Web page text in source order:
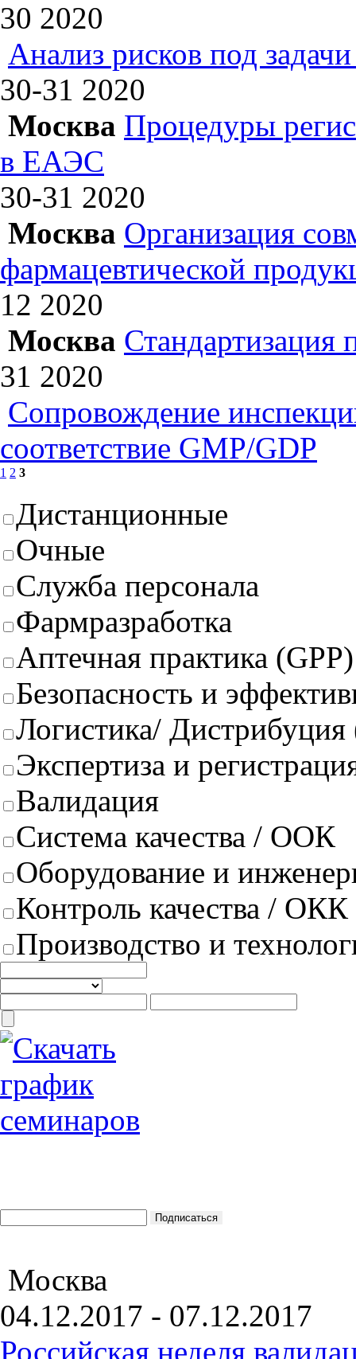
30 2020
Анализ рисков под
30-31 2020
Москва Процедуры
в ЕАЭС
30-31 2020
Москва Организация
фармацевтической
12 2020
Москва Стандартизация
31 2020
Сопровождение
соответствие GMP/GDP
1 2 3
Дистанционные
Очные
Служба персонала
Фармразработка
Аптечная практика (GPP)
Безопасность и
Логистика/
Экспертиза и
Валидация
Система качества / ООК
Оборудование и
Контроль качества / ОКК
Производство и
Москва
04.12.2017 - 07.12.2017
Российская неделя